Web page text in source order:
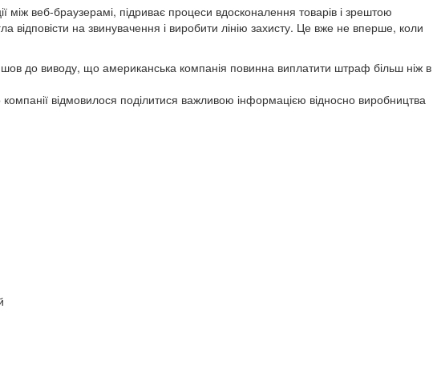
між веб-браузерамі, підриває процеси вдосконалення товарів і зрештою
відповісти на звинувачення і виробити лінію захисту. Це вже не вперше, коли
до виводу, що американська компанія повинна виплатити штраф більш ніж в
відмовилося поділитися важливою інформацією відносно виробництва